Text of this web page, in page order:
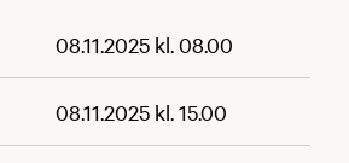
08.11.2025 kl. 08.00
08.11.2025 kl. 15.00